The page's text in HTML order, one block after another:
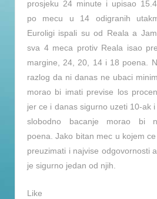
prosjeku 24 minute i upisao
po mecu u 14 odigranih
Euroligi ispali su od Reala a
sva 4 meca protiv Reala isao
margine, 24, 20, 14 i 18 poena.
razlog da ni danas ne ubaci
morao bi imati previse los
jer ce i danas sigurno uzeti 10-ak
slobodno bacanje morao bi
poena. Jako bitan mec u kojem
preuzimati i najvise odgovornosti
je sigurno jedan od njih.
Like